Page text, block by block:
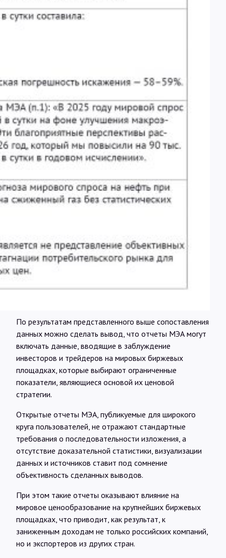
По результатам представленного выше сопоставления
данных можно сделать вывод, что отчеты МЭА могут
включать данные, вводящие в заблуждение
инвесторов и трейдеров на мировых биржевых
площадках, которые выбирают ограниченные
показатели, являющиеся основой их ценовой
стратегии.
Открытые отчеты МЭА, публикуемые для широкого
круга пользователей, не отражают стандартные
требования о последовательности изложения, а
отсутствие доказательной статистики, визуализации
данных и источников ставит под сомнение
объективность сделанных выводов.
При этом такие отчеты оказывают влияние на
мировое ценообразование на крупнейших биржевых
площадках, что приводит, как результат, к
заниженным доходам не только российских компаний,
но и экспортеров из других стран.